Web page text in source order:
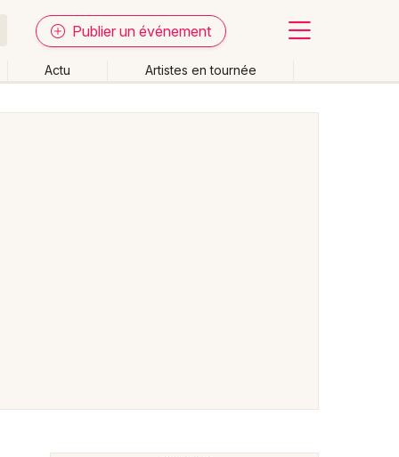
Publier un événement
Actu Artistes en tournée